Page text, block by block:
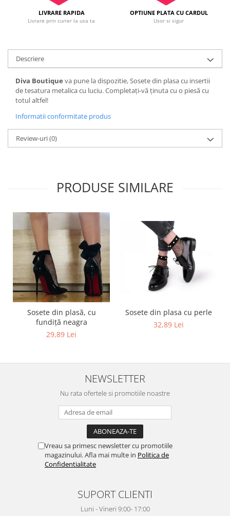
LIVRARE RAPIDA
Livrare prin curier la usa ta
OPTIUNE PLATA CU CARDUL
Usor si sigur
Descriere
Diva Boutique va pune la dispozitie, Sosete din plasa cu insertii
de tesatura metalica cu luciu. Completați-vă ținuta cu o piesă cu
totul altfel!
Informatii conformitate produs
Review-uri(0)
PRODUSE SIMILARE
Sosete din plasă, cu
fundiță neagra
29,89 Lei
Sosete din plasa cu perle
32,89 Lei
NEWSLETTER
Nu rata ofertele si promotiile noastre
Vreau sa primesc newsletter cu promotiile
magazinului. Afla mai multe in Politica de
Confidentialitate
SUPORT CLIENTI
Luni - Vineri 9:00- 17:00